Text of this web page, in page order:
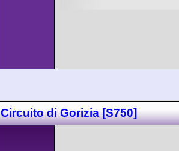
Circuito di Gorizia [S750]